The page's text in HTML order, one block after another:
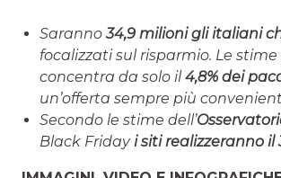
Saranno34,9 milioni gli italiani
focalizzati sul risparmio. Le
concentra da solo il4,8% dei
un’offerta sempre più
Secondo le stime dell’
Black Fridayi siti realizzeranno il